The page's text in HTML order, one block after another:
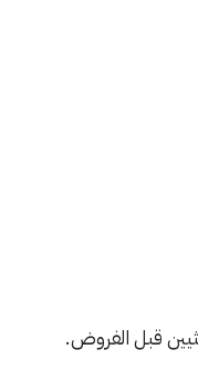
قبل الفروض.